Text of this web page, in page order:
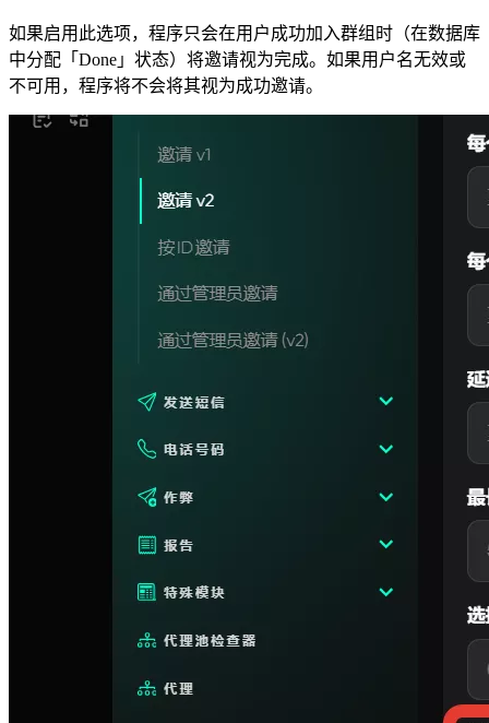
如果启用此选项，程序只会在用户成功加入群组时（在数据库
中分配「Done」状态）将邀请视为完成。如果用户名无效或
不可用，程序将不会将其视为成功邀请。